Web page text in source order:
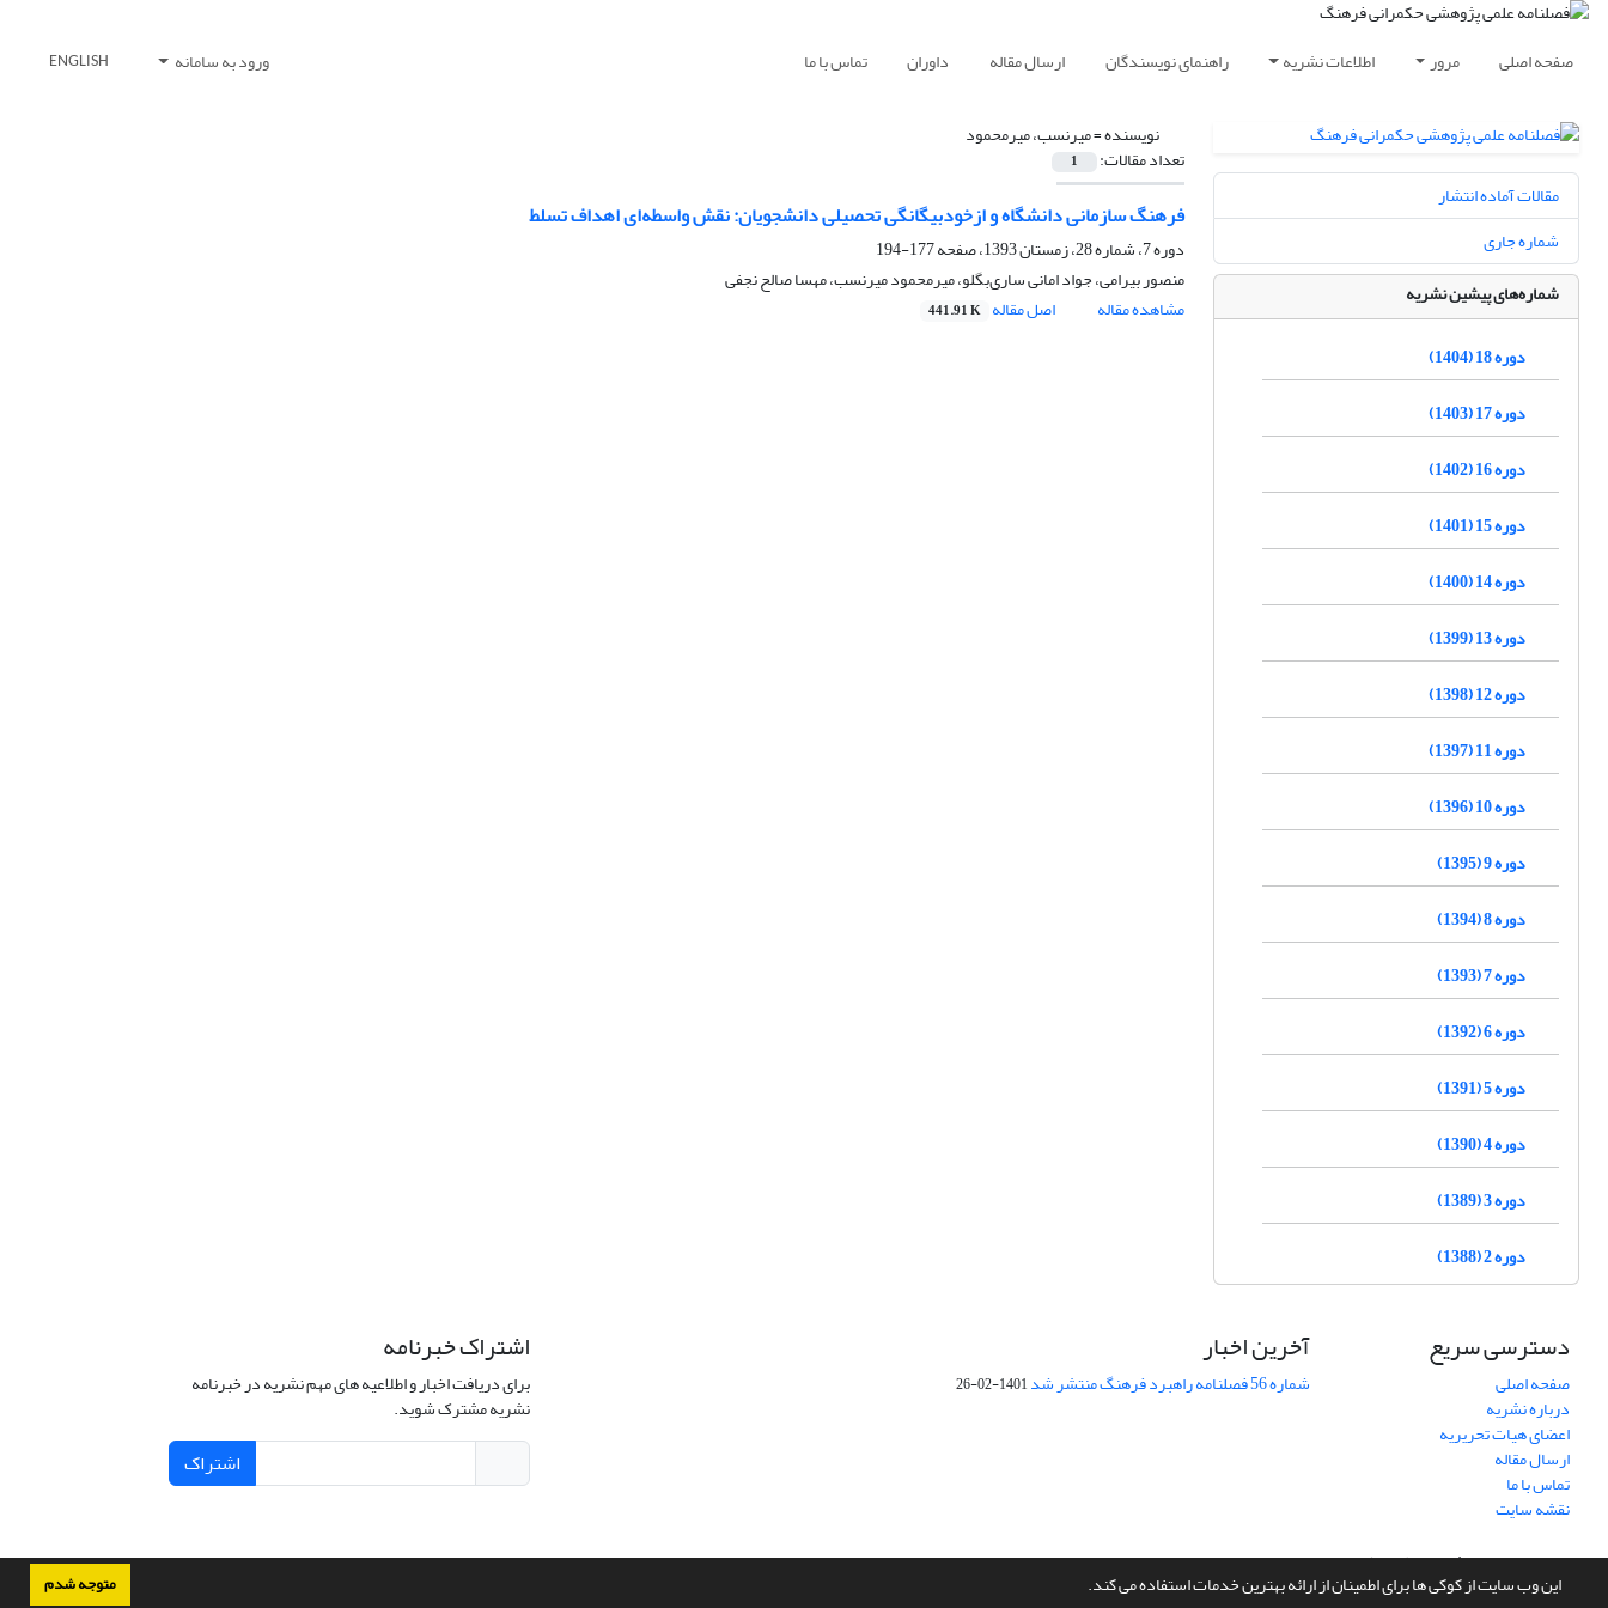
این وب سایت از کوکی ها برای اطمینان از ارائه بهترین خدمات استفاده می کند. متوجه شدم
صفحه اصلی مرور اطلاعات نشریه راهنمای نویسندگان ارسال مقاله داوران تماس با ما ورود به سامانه ENGLISH
نویسنده =میرنسب، میرمحمود
تعداد مقالات: 1
فرهنگ سازمانی دانشگاه و ازخودبیگانگی تحصیلی دانشجویان: نقش واسطه‌ای اهداف تسلط
دوره 7، شماره 28، زمستان 1393، صفحه
177-194
منصور بیرامی، جواد امانی ساری‌بگلو، میرمحمود میرنسب، مهسا صالح نجفی
مشاهده مقاله
اصل مقاله 441.91 K
مقالات آماده انتشار
شماره جاری
شماره‌های پیشین نشریه
دوره 18 (1404)
دوره 17 (1403)
دوره 16 (1402)
دوره 15 (1401)
دوره 14 (1400)
دوره 13 (1399)
دوره 12 (1398)
دوره 11 (1397)
دوره 10 (1396)
دوره 9 (1395)
دوره 8 (1394)
دوره 7 (1393)
دوره 6 (1392)
دوره 5 (1391)
دوره 4 (1390)
دوره 3 (1389)
دوره 2 (1388)
دسترسی سریع
صفحه اصلی
درباره نشریه
اعضای هیات تحریریه
ارسال مقاله
تماس با ما
نقشه سایت
آخرین اخبار
شماره 56 فصلنامه راهبرد فرهنگ منتشر شد 1401-02-26
اشتراک خبرنامه
برای دریافت اخبار و اطلاعیه های مهم نشریه در خبرنامه
نشریه مشترک شوید.
اشتراک
سامانه مدیریت نشریات علمی.طراحی و پیاده سازی ازسیناوب